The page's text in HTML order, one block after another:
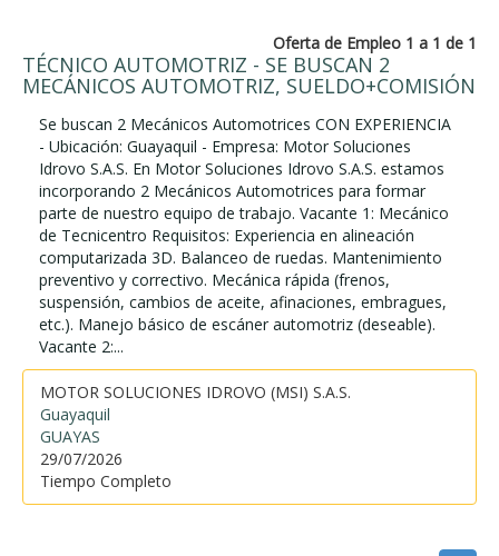
Oferta de Empleo 1 a 1 de 1
TÉCNICO AUTOMOTRIZ - SE BUSCAN 2
MECÁNICOS AUTOMOTRIZ, SUELDO+COMISIÓN
Se buscan 2 Mecánicos Automotrices CON EXPERIENCIA
- Ubicación: Guayaquil - Empresa: Motor Soluciones
Idrovo S.A.S. En Motor Soluciones Idrovo S.A.S. estamos
incorporando 2 Mecánicos Automotrices para formar
parte de nuestro equipo de trabajo. Vacante 1: Mecánico
de Tecnicentro Requisitos: Experiencia en alineación
computarizada 3D. Balanceo de ruedas. Mantenimiento
preventivo y correctivo. Mecánica rápida (frenos,
suspensión, cambios de aceite, afinaciones, embragues,
etc.). Manejo básico de escáner automotriz (deseable).
Vacante 2:...
MOTOR SOLUCIONES IDROVO (MSI) S.A.S.
Guayaquil
GUAYAS
29/07/2026
Tiempo Completo